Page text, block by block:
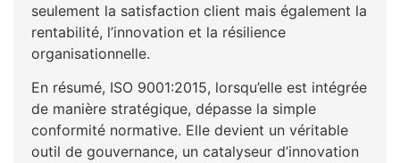
seulement la satisfaction client mais également la
rentabilité, l’innovation et la résilience
organisationnelle.
En résumé, ISO 9001:2015, lorsqu’elle est intégrée
de manière stratégique, dépasse la simple
conformité normative. Elle devient un véritable
outil de gouvernance, un catalyseur d’innovation